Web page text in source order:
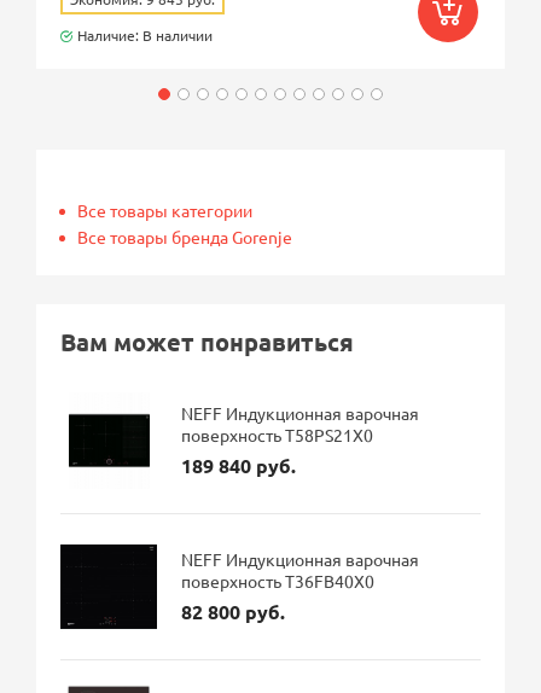
Наличие: В наличии
Все товары категории
Все товары бренда Gorenje
Вам может понравиться
NEFF Индукционная варочная
поверхность T58PS21X0
189 840 руб.
NEFF Индукционная варочная
поверхность T36FB40X0
82 800 руб.